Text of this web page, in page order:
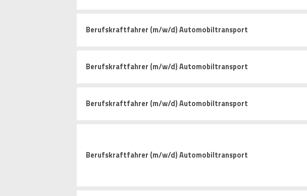
Berufskraftfahrer (m/w/d) Automobiltransport
Berufskraftfahrer (m/w/d) Automobiltransport
Berufskraftfahrer (m/w/d) Automobiltransport
Berufskraftfahrer (m/w/d) Automobiltransport